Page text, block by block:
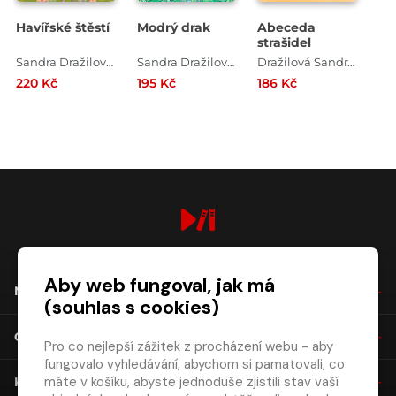
Havířské štěstí
Sandra Dražilová-Zlámalová , Bibi Hykl
220 Kč
Modrý drak
Sandra Dražilová-Zlámalová , Bibi Hykl , Vojtěch Dražil
195 Kč
Abeceda
strašidel
Dražilová Sandra Zlámalová , Bibi Hykl
186 Kč
NÁKUP
O SPOLEČNOSTI
KONTAKT
Aby web fungoval, jak má
(souhlas s cookies)
Pro co nejlepší zážitek z procházení webu - aby
fungovalo vyhledávání, abychom si pamatovali, co
máte v košíku, abyste jednoduše zjistili stav vaší